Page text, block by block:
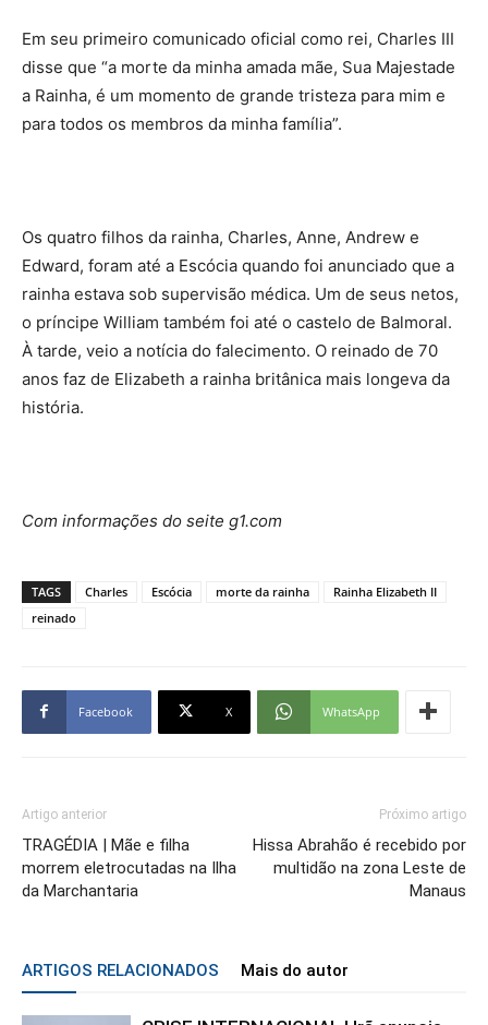
Em seu primeiro comunicado oficial como rei, Charles III
disse que “a morte da minha amada mãe, Sua Majestade
a Rainha, é um momento de grande tristeza para mim e
para todos os membros da minha família”.
Os quatro filhos da rainha, Charles, Anne, Andrew e
Edward, foram até a Escócia quando foi anunciado que a
rainha estava sob supervisão médica. Um de seus netos,
o príncipe William também foi até o castelo de Balmoral.
À tarde, veio a notícia do falecimento. O reinado de 70
anos faz de Elizabeth a rainha britânica mais longeva da
história.
Com informações do seite g1.com
TAGS Charles Escócia morte da rainha
Rainha Elizabeth II
reinado
Facebook X WhatsApp
Artigo anterior
TRAGÉDIA | Mãe e filha
morrem eletrocutadas na Ilha
da Marchantaria
Próximo artigo
Hissa Abrahão é recebido por
multidão na zona Leste de
Manaus
ARTIGOS RELACIONADOS Mais do autor